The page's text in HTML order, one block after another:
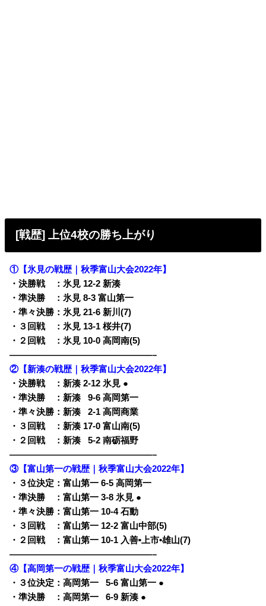
[戦歴] 上位4校の勝ち上がり
①【氷見の戦歴｜秋季富山大会2022年】
・決勝戦 ：氷見 12-2 新湊
・準決勝 ：氷見 8-3 富山第一
・準々決勝：氷見 21-6 新川(7)
・３回戦 ：氷見 13-1 桜井(7)
・２回戦 ：氷見 10-0 高岡南(5)
————————————————–
②【新湊の戦歴｜秋季富山大会2022年】
・決勝戦 ：新湊 2-12 氷見 ●
・準決勝 ：新湊
09-6 高岡第一
・準々決勝：新湊
02-1 高岡商業
・３回戦 ：新湊 17-0 富山南(5)
・２回戦 ：新湊
05-2 南砺福野
————————————————–
③【富山第一の戦歴｜秋季富山大会2022年】
・３位決定：富山第一 6-5 高岡第一
・準決勝 ：富山第一 3-8 氷見 ●
・準々決勝：富山第一 10-4 石動
・３回戦 ：富山第一 12-2 富山中部(5)
・２回戦 ：富山第一 10-1 入善•上市•雄山(7)
————————————————–
④【高岡第一の戦歴｜秋季富山大会2022年】
・３位決定：高岡第一
05-6 富山第一 ●
・準決勝 ：高岡第一
06-9 新湊 ●